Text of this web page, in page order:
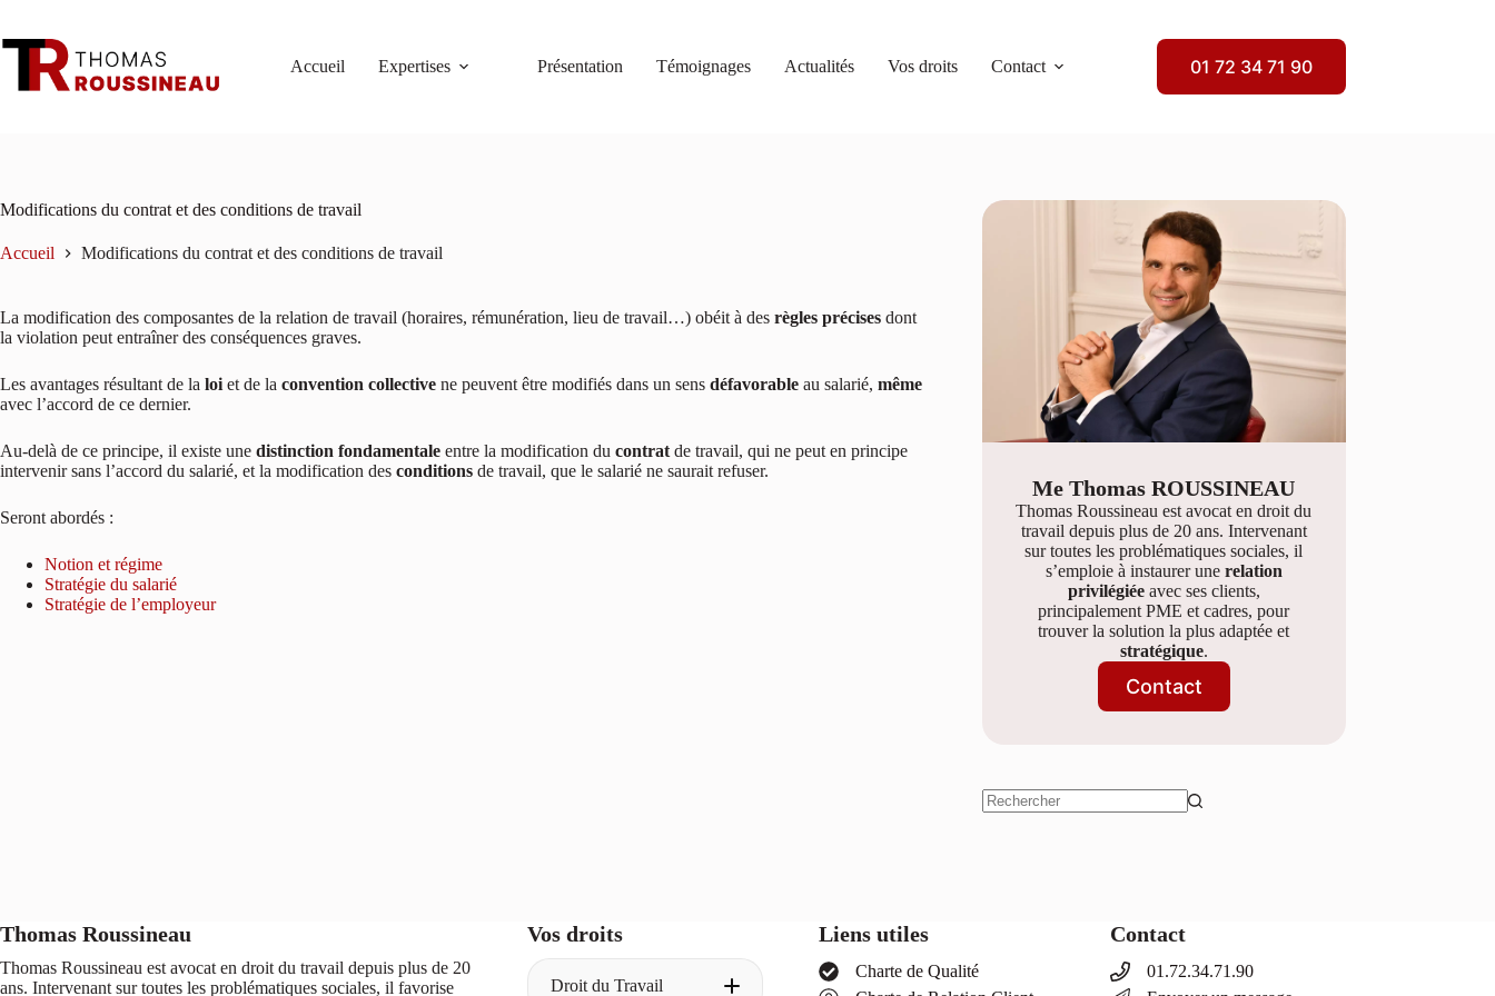
contenu
Accueil
Expertises Présentation Témoignages Actualités Vos droits Contact 01 72 34 71 90
Modifications du contrat et des conditions de travail
Accueil Modifications du contrat et des conditions de travail
La modification des composantes de la relation de travail (horaires, rémunération, lieu de travail…) obéit à des règles précises dont
la violation peut entraîner des conséquences graves.
Les avantages résultant de la loi et de la convention collective ne peuvent être modifiés dans un sens défavorable au salarié, même
avec l’accord de ce dernier.
Au-delà de ce principe, il existe une distinction fondamentale entre la modification du contrat de travail, qui ne peut en principe
intervenir sans l’accord du salarié, et la modification des conditions de travail, que le salarié ne saurait refuser.
Seront abordés :
Notion et régime
Stratégie du salarié
Stratégie de l’employeur
Me Thomas ROUSSINEAU
Thomas Roussineau est avocat en droit du
travail depuis plus de 20 ans. Intervenant
sur toutes les problématiques sociales, il
s’emploie à instaurer une relation
privilégiéeavec ses clients,
principalement PME et cadres, pour
trouver la solution la plus adaptée et
stratégique.
Contact
Thomas Roussineau
Thomas Roussineau est avocat en droit du travail depuis plus de 20
ans. Intervenant sur toutes les problématiques sociales, il favorise
Vos droits
Droit du Travail
Liens utiles
Charte de Qualité
Contact
01.72.34.71.90